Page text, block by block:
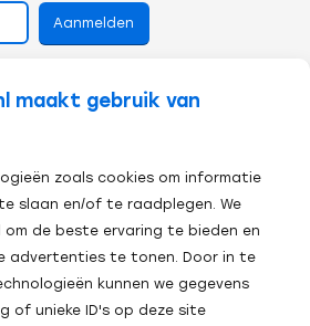
maakt gebruik van
zoals cookies om informatie
slaan en/of te raadplegen. We
de beste ervaring te bieden en
advertenties te tonen. Door in te
kunnen we gegevens
of unieke ID's op deze site